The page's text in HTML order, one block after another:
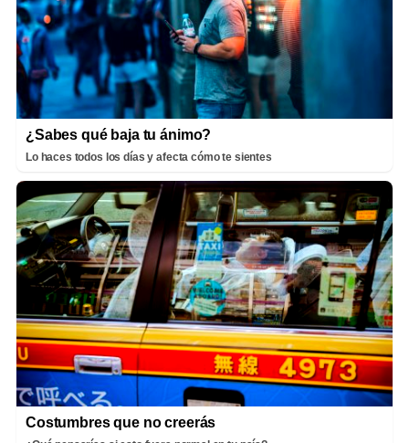
¿Sabes qué baja tu ánimo?
Lo haces todos los días y afecta cómo te sientes
Costumbres que no creerás